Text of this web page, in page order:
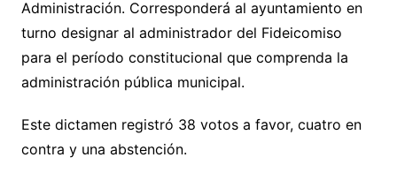
Administración. Corresponderá al ayuntamiento en
turno designar al administrador del Fideicomiso
para el período constitucional que comprenda la
administración pública municipal.
Este dictamen registró 38 votos a favor, cuatro en
contra y una abstención.